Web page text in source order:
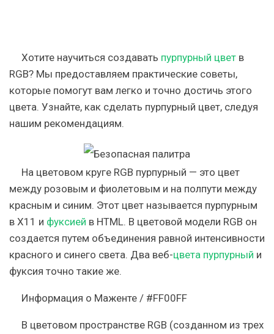
Хотите научиться создавать пурпурный цвет в
RGB? Мы предоставляем практические советы,
которые помогут вам легко и точно достичь этого
цвета. Узнайте, как сделать пурпурный цвет, следуя
нашим рекомендациям.
На цветовом круге RGB пурпурный — это цвет
между розовым и фиолетовым и на полпути между
красным и синим. Этот цвет называется пурпурным
в X11 и фуксией в HTML. В цветовой модели RGB он
создается путем объединения равной интенсивности
красного и синего света. Два веб-цвета пурпурный и
фуксия точно такие же.
Информация о Маженте / #FF00FF
В цветовом пространстве RGB (созданном из трех